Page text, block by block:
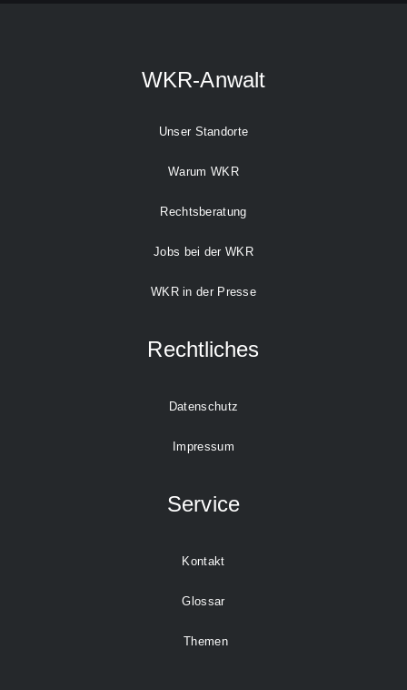
WKR-Anwalt
Unser Standorte
Warum WKR
Rechtsberatung
Jobs bei der WKR
WKR in der Presse
Rechtliches
Datenschutz
Impressum
Service
Kontakt
Glossar
Themen